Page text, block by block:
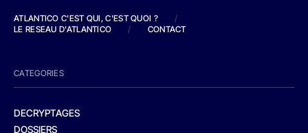
ATLANTICO C'EST QUI, C'EST QUOI ?
/
LE RESEAU D'ATLANTICO
/ CONTACT
CATEGORIES
DECRYPTAGES
DOSSIERS